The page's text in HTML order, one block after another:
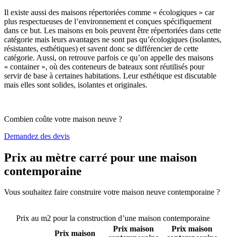
Il existe aussi des maisons répertoriées comme « écologiques » car
plus respectueuses de l’environnement et conçues spécifiquement
dans ce but. Les maisons en bois peuvent être répertoriées dans cette
catégorie mais leurs avantages ne sont pas qu’écologiques (isolantes,
résistantes, esthétiques) et savent donc se différencier de cette
catégorie. Aussi, on retrouve parfois ce qu’on appelle des maisons
« container », où des conteneurs de bateaux sont réutilisés pour
servir de base à certaines habitations. Leur esthétique est discutable
mais elles sont solides, isolantes et originales.
Combien coûte votre maison neuve ?
Demandez des devis
Prix au mètre carré pour une maison
contemporaine
Vous souhaitez faire construire votre maison neuve contemporaine ?
Prix au m2 pour la construction d’une maison contemporaine
Prix maison
Prix maison
Prix maison